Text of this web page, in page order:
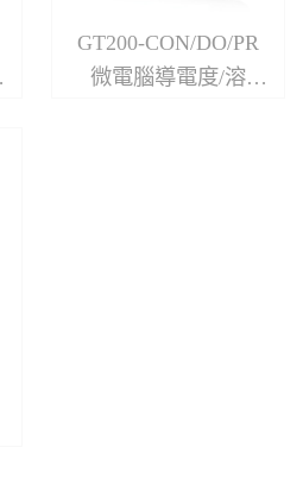
GT200-CON/DO/PR
微電腦導電度/溶